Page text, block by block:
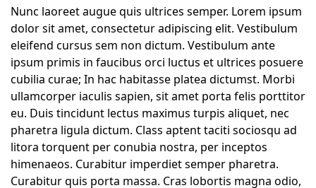
Nunc laoreet augue quis ultrices semper. Lorem ipsum
dolor sit amet, consectetur adipiscing elit. Vestibulum
eleifend cursus sem non dictum. Vestibulum ante
ipsum primis in faucibus orci luctus et ultrices posuere
cubilia curae; In hac habitasse platea dictumst. Morbi
ullamcorper iaculis sapien, sit amet porta felis porttitor
eu. Duis tincidunt lectus maximus turpis aliquet, nec
pharetra ligula dictum. Class aptent taciti sociosqu ad
litora torquent per conubia nostra, per inceptos
himenaeos. Curabitur imperdiet semper pharetra.
Curabitur quis porta massa. Cras lobortis magna odio,